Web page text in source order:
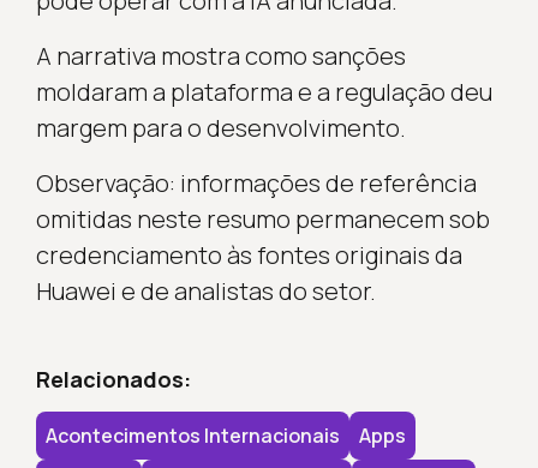
A narrativa mostra como sanções
moldaram a plataforma e a regulação deu
margem para o desenvolvimento.
Observação: informações de referência
omitidas neste resumo permanecem sob
credenciamento às fontes originais da
Huawei e de analistas do setor.
Relacionados:
Acontecimentos Internacionais
Apps